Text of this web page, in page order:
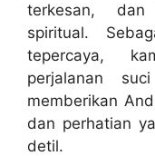
terkesan, dan
spiritual.
tepercaya,
perjalanan
memberikan
dan perhatian
detil.